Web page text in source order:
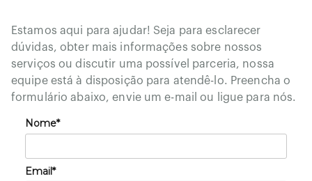
Estamos aqui para ajudar! Seja para esclarecer
dúvidas, obter mais informações sobre nossos
serviços ou discutir uma possível parceria, nossa
equipe está à disposição para atendê-lo. Preencha o
formulário abaixo, envie um e-mail ou ligue para nós.
Nome*
Email*